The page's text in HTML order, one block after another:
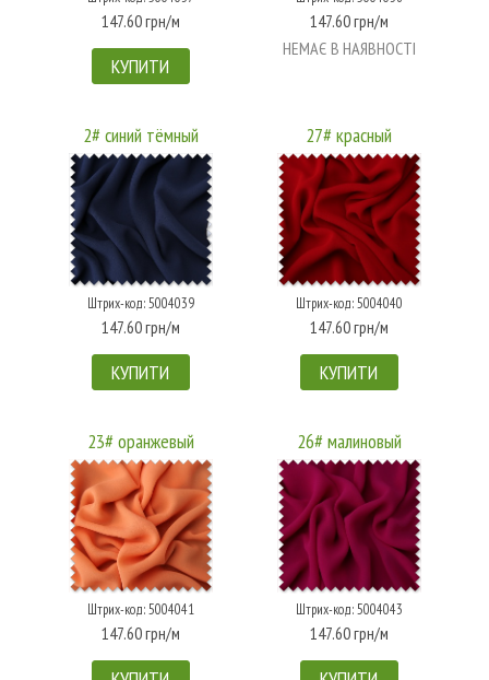
147.60 грн/м
КУПИТИ
147.60 грн/м
НЕМАЄ В НАЯВНОСТІ
2# синий тёмный
Штрих-код: 5004039
147.60 грн/м
КУПИТИ
27# красный
Штрих-код: 5004040
147.60 грн/м
КУПИТИ
23# оранжевый
Штрих-код: 5004041
147.60 грн/м
26# малиновый
Штрих-код: 5004043
147.60 грн/м